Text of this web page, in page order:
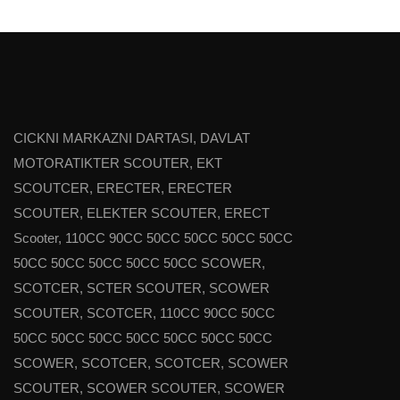
CICKNI MARKAZNI DARTASI, DAVLAT
MOTORATIKTER SCOUTER, EKT
SCOUTCER, ERECTER, ERECTER
SCOUTER, ELEKTER SCOUTER, ERECT
Scooter, 110CC 90CC 50CC 50CC 50CC 50CC
50CC 50CC 50CC 50CC 50CC SCOWER,
SCOTCER, SCTER SCOUTER, SCOWER
SCOUTER, SCOTCER, 110CC 90CC 50CC
50CC 50CC 50CC 50CC 50CC 50CC 50CC
SCOWER, SCOTCER, SCOTCER, SCOWER
SCOUTER, SCOWER SCOUTER, SCOWER